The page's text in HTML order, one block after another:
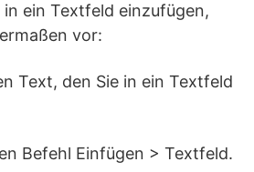
ein Textfeld einzufügen,
vor:
Text, den Sie in ein Textfeld
Befehl Einfügen > Textfeld.